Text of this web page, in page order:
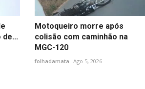
Motoqueiro morre após
colisão com caminhão na
MGC-120
folhadamata Ago 5, 2026